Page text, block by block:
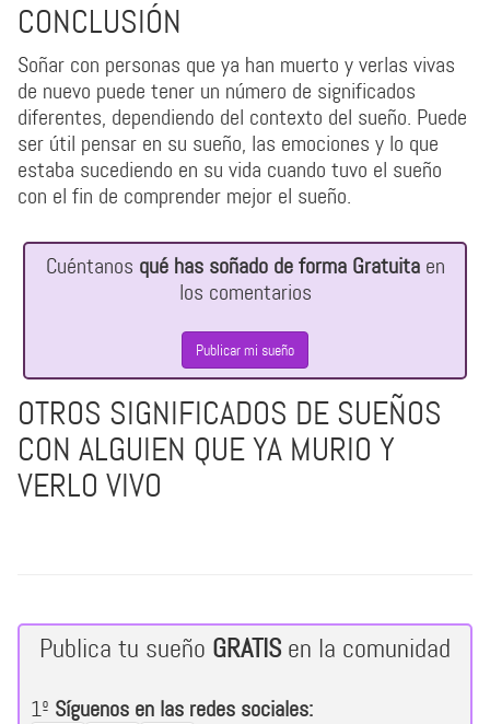
CONCLUSIÓN
Soñar con personas que ya han muerto y verlas vivas
de nuevo puede tener un número de significados
diferentes, dependiendo del contexto del sueño. Puede
ser útil pensar en su sueño, las emociones y lo que
estaba sucediendo en su vida cuando tuvo el sueño
con el fin de comprender mejor el sueño.
Cuéntanos qué has soñado de forma Gratuitaen
los comentarios
Publicar mi sueño
OTROS SIGNIFICADOS DE SUEÑOS
CON ALGUIEN QUE YA MURIO Y
VERLO VIVO
Publica tu sueño GRATISen la comunidad
1º Síguenos en las redes sociales: